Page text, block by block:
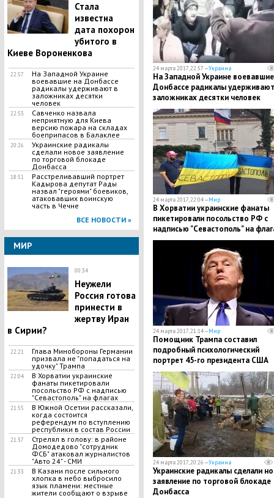
Стала
известна
дата похорон
убитого в
Киеве Вороненкова
22:57
На Западной Украине
воевавшие на Донбассе
радикалы удерживают в
заложниках десятки
человек
22:53
Савченко назвала
неприятную для Киева
версию пожара на складах
боеприпасов в Балаклее
20:26
Украинские радикалы
сделали новое заявление
по торговой блокаде
Донбасса
18:51
Расстреливавший портрет
Кадырова депутат Рады
назвал "героями" боевиков,
атаковавших воинскую
часть в Чечне
ВСЕ НОВОСТИ »
МИР
00:34
Неужели
Россия готова
принести в
жертву Иран
в Сирии?
22:21
Глава Минобороны Германии
призвала не "попадаться на
удочку" Трампа
22:04
В Хорватии украинские
фанаты пикетировали
посольство РФ с надписью
"Севастополь" на флагах
21:55
В Южной Осетии рассказали,
когда состоится
референдум по вступлению
республики в состав России
21:37
Стрелял в голову: в районе
Домодедово "сотрудник
ФСБ" атаковал журналистов
"Авто 24" - СМИ
21:33
В Казани после сильного
хлопка в небо выбросило
язык пламени: местные
жители сообщают о взрыве
24 марта 2017, 22:57 —Украина
На Западной Украине
Донбассе радикалы
заложниках десятки человек
24 марта 2017, 22:04 —Мир
В Хорватии украинские фанаты
пикетировали посольство РФ с
надписью "Севастополь" на
24 марта 2017, 21:14 —Мир
Помощник Трампа составил
подробный психологический
портрет 45-го президента США
24 марта 2017, 20:26 —Украина
Украинские радикалы сделали
заявление по торговой блокаде
Донбасса